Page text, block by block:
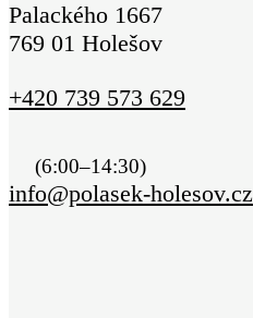
Palackého 1667
769 01 Holešov
+420 739 573 629
(6:00–14:30)
info@polasek-holesov.cz